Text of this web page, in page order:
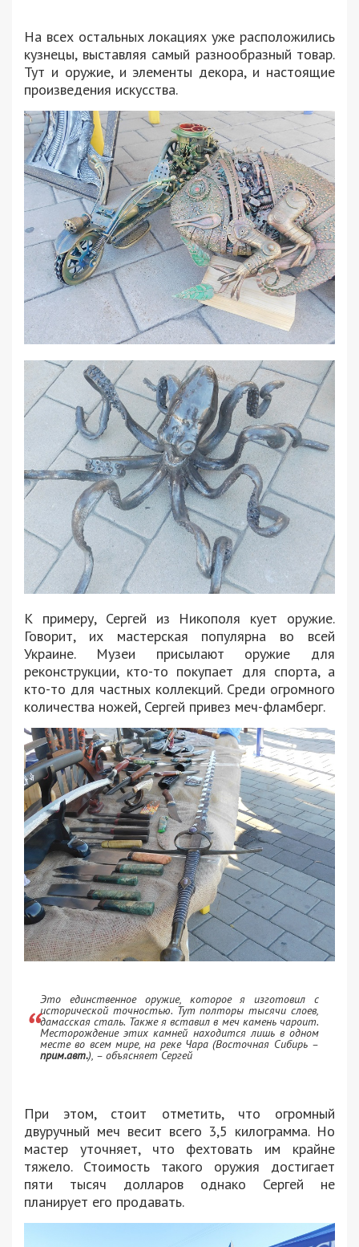
На всех остальных локациях уже расположились
кузнецы, выставляя самый разнообразный товар.
Тут и оружие, и элементы декора, и настоящие
произведения искусства.
К примеру, Сергей из Никополя кует оружие.
Говорит, их мастерская популярна во всей
Украине. Музеи присылают оружие для
реконструкции, кто-то покупает для спорта, а
кто-то для частных коллекций. Среди огромного
количества ножей, Сергей привез меч-фламберг.
Это единственное оружие, которое я изготовил с
исторической точностью. Тут полторы тысячи слоев,
дамасская сталь. Также я вставил в меч камень чароит.
Месторождение этих камней находится лишь в одном
месте во всем мире, на реке Чара (Восточная Сибирь –
прим.авт.), – объясняет Сергей
При этом, стоит отметить, что огромный
двуручный меч весит всего 3,5 килограмма. Но
мастер уточняет, что фехтовать им крайне
тяжело. Стоимость такого оружия достигает
пяти тысяч долларов однако Сергей не
планирует его продавать.